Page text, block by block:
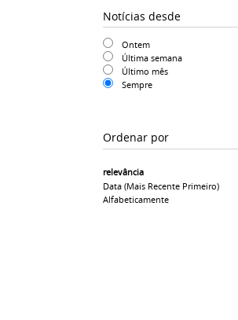
Notícias desde
Ontem
Última semana
Último mês
Sempre
Ordenar por
relevância
Data (mais Recente Primeiro)
Alfabeticamente